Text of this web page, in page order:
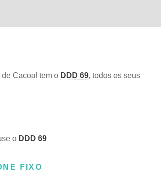
Cacoal tem o DDD 69, todos os seus
o DDD 69
FIXO